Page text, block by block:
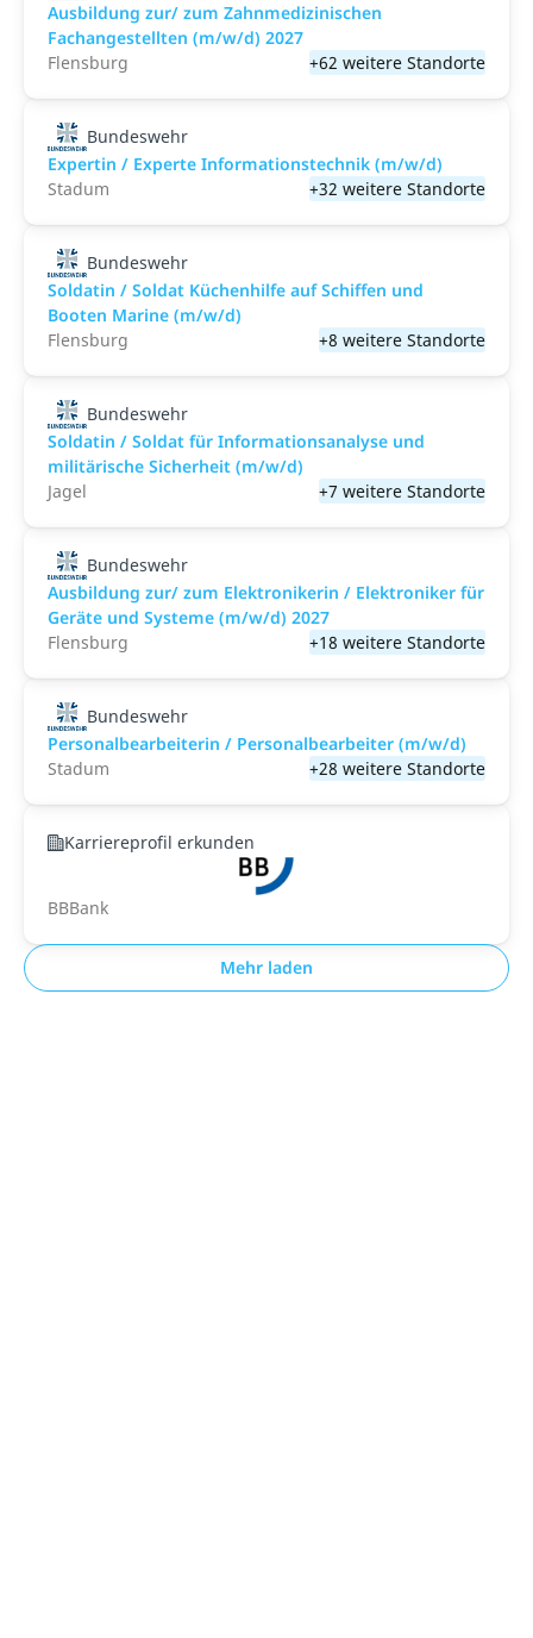
Ausbildung zur/ zum Zahnmedizinischen
Fachangestellten (m/w/d) 2027
Flensburg
+62 weitere Standorte
Bundeswehr
Expertin / Experte Informationstechnik (m/w/d)
Stadum
+32 weitere Standorte
Bundeswehr
Soldatin / Soldat Küchenhilfe auf Schiffen und
Booten Marine (m/w/d)
Flensburg
+8 weitere Standorte
Bundeswehr
Soldatin / Soldat für Informationsanalyse und
militärische Sicherheit (m/w/d)
Jagel
+7 weitere Standorte
Bundeswehr
Ausbildung zur/ zum Elektronikerin / Elektroniker für
Geräte und Systeme (m/w/d) 2027
Flensburg
+18 weitere Standorte
Bundeswehr
Personalbearbeiterin / Personalbearbeiter (m/w/d)
Stadum
+28 weitere Standorte
Karriereprofil erkunden
BBBank
Mehr laden